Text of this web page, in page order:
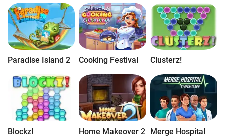
Sie mit ihnen, wechseln Sie ihre Windeln und tun Sie alles mögliche,
um Ihre Kinder glücklich zu machen!
Paradise Island 2 Cooking Festival Clusterz!
Blockz! Home Makeover 2 Merge Hospital